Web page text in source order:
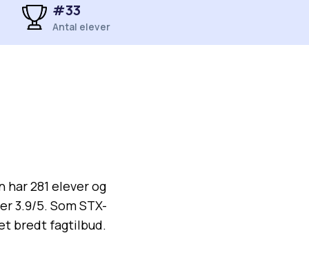
#33
Antal elever
281 elever og
3.9/5. Som STX-
bredt fagtilbud.